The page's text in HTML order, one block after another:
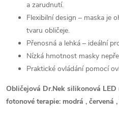
a zarudnutí.
Flexibilní design – maska je
tvaru obličeje.
Přenosná a lehká – ideální
Nízká hmotnost masky
Praktické ovládání pomocí
Obličejová Dr.Nek silikonová
fotonové terapie: modrá , červená